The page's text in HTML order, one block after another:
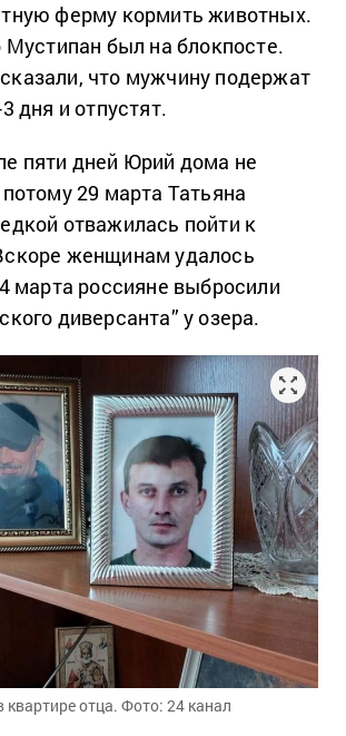
ферму кормить животных.
Мустипан был на блокпосте.
что мужчину подержат
дня и отпустят.
пяти дней Юрий дома не
29 марта Татьяна
отважилась пойти к
женщинам удалось
марта россияне выбросили
диверсанта” у озера.
отца. Фото: 24 канал